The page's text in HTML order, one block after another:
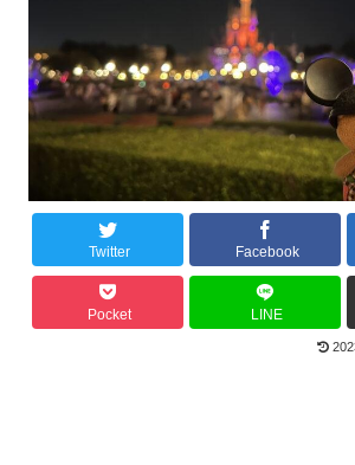
Twitter Facebook
Pocket LINE